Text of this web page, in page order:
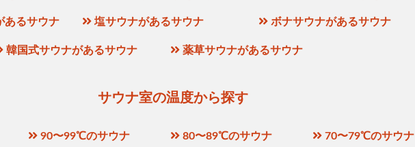
あるサウナ 塩サウナがあるサウナ ボナサウナがあるサウナ
韓国式サウナがあるサウナ 薬草サウナがあるサウナ
サウナ室の温度から探す
90〜99℃のサウナ 80〜89℃のサウナ 70〜79℃のサウナ